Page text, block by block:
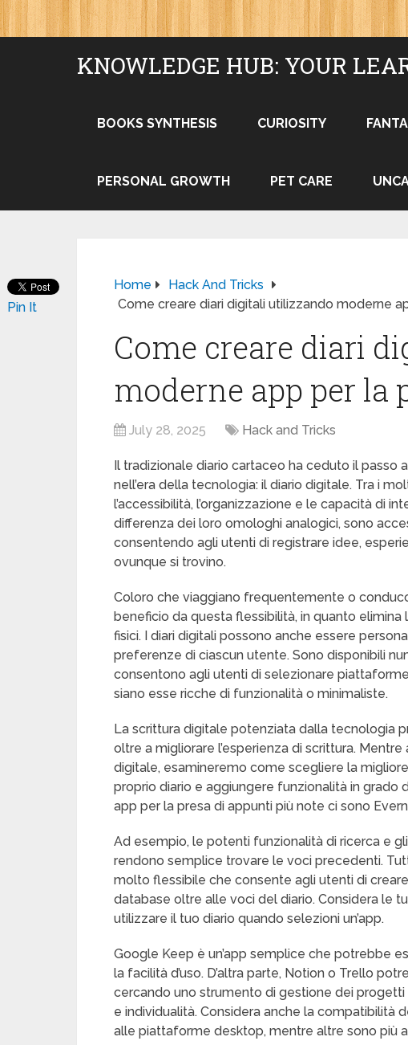
KNOWLEDGE HUB: YOUR
BOOKS SYNTHESIS CURIOSITY
PERSONAL GROWTH PET CARE
Home
Hack And Tricks
Come creare diari digitali utilizzando moderne
Come creare diari
moderne app per la
July 28, 2025 Hack and Tricks
Il tradizionale diario cartaceo ha ceduto il passo
nell’era della tecnologia: il diario digitale. Tra i
l’accessibilità, l’organizzazione e le capacità di
differenza dei loro omologhi analogici, sono
consentendo agli utenti di registrare idee,
ovunque si trovino.
Coloro che viaggiano frequentemente o
beneficio da questa flessibilità, in quanto
fisici. I diari digitali possono anche essere
preferenze di ciascun utente. Sono disponibili
consentono agli utenti di selezionare
siano esse ricche di funzionalità o minimaliste.
La scrittura digitale potenziata dalla tecnologia
oltre a migliorare l’esperienza di scrittura.
digitale, esamineremo come scegliere la
proprio diario e aggiungere funzionalità in grado
app per la presa di appunti più note ci sono
Ad esempio, le potenti funzionalità di ricerca e
rendono semplice trovare le voci precedenti.
molto flessibile che consente agli utenti di
database oltre alle voci del diario. Considera le
utilizzare il tuo diario quando selezioni un’app.
Google Keep è un’app semplice che potrebbe
la facilità d’uso. D’altra parte, Notion o Trello
cercando uno strumento di gestione dei
e individualità. Considera anche la compatibilità
alle piattaforme desktop, mentre altre sono più
Pin It